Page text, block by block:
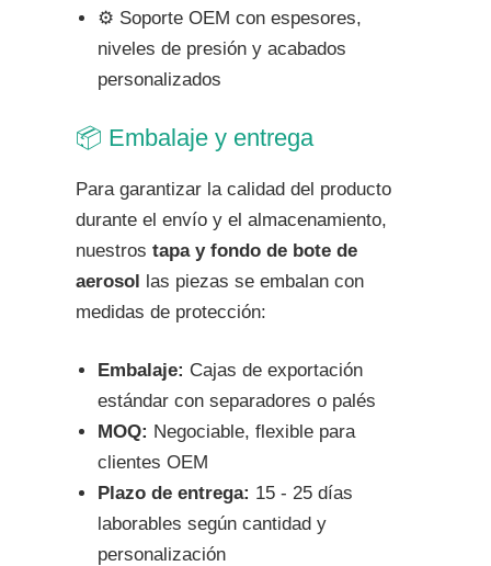
⚙️ Soporte OEM con espesores,
niveles de presión y acabados
personalizados
📦 Embalaje y entrega
Para garantizar la calidad del producto
durante el envío y el almacenamiento,
nuestros tapa y fondo de bote de
aerosol las piezas se embalan con
medidas de protección:
Embalaje: Cajas de exportación
estándar con separadores o palés
MOQ: Negociable, flexible para
clientes OEM
Plazo de entrega: 15 - 25 días
laborables según cantidad y
personalización